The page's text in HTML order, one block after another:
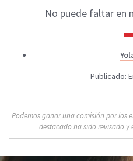
No puede faltar en
Publicado:
Podemos ganar una comisión por los
destacado ha sido revisado y